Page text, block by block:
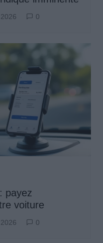
0
payez
voiture
0